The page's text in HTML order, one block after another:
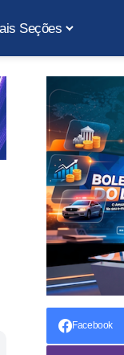
Seções
Facebook